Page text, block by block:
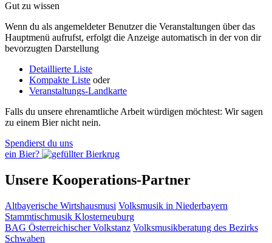
Gut zu wissen
Wenn du als angemeldeter Benutzer die Veranstaltungen über das
Hauptmenü aufrufst, erfolgt die Anzeige automatisch in der von dir
bevorzugten Darstellung
Detaillierte Liste
Kompakte Liste oder
Veranstaltungs-Landkarte
Falls du unsere ehrenamtliche Arbeit würdigen möchtest: Wir sagen
zu einem Bier nicht nein.
Spendierst du uns
ein Bier?
Unsere Kooperations-Partner
Altbayerische Wirtshausmusi Volksmusik in Niederbayern
Stammtischmusik Klosterneuburg
BAG Österreichischer Volkstanz Volksmusikberatung des Bezirks
Schwaben